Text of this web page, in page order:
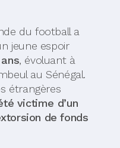
du football a
jeune espoir
, évoluant à
au Sénégal.
étrangères
victime d’un
de fonds